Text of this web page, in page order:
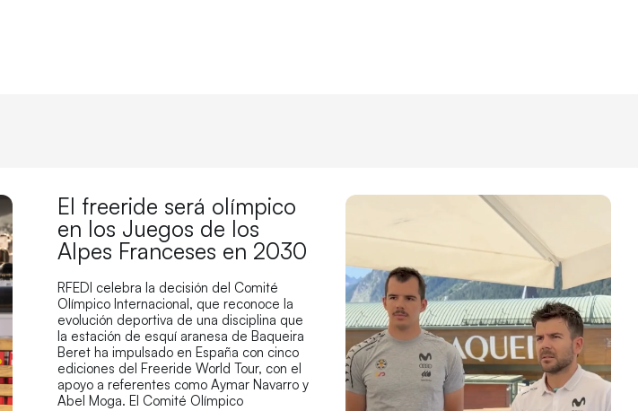
El freeride será olímpico
en los Juegos de los
Alpes Franceses en 2030
RFEDI celebra la decisión del Comité
Olímpico Internacional, que reconoce la
evolución deportiva de una disciplina que
la estación de esquí aranesa de Baqueira
Beret ha impulsado en España con cinco
ediciones del Freeride World Tour, con el
apoyo a referentes como Aymar Navarro y
Abel Moga. El Comité Olímpico